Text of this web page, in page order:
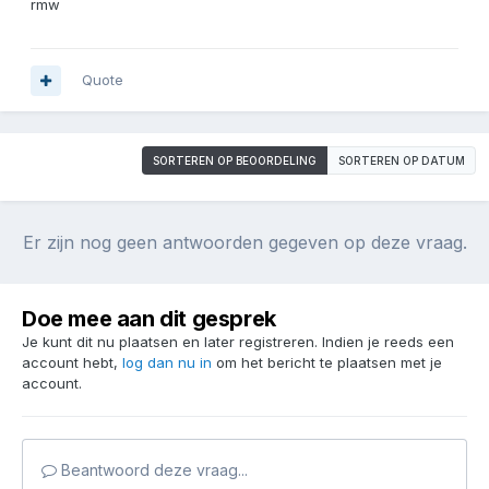
rmw
Quote
SORTEREN OP BEOORDELING SORTEREN OP DATUM
Er zijn nog geen antwoorden gegeven op deze vraag.
Doe mee aan dit gesprek
Je kunt dit nu plaatsen en later registreren. Indien je reeds een
account hebt, log dan nu in om het bericht te plaatsen met je
account.
Beantwoord deze vraag...